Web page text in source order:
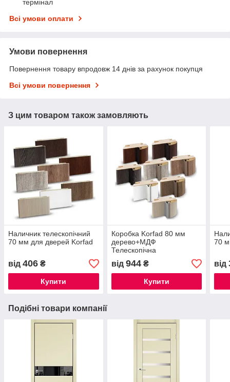
термінал
Всі умови оплати
Умови повернення
Повернення товару впродовж 14 днів за рахунок покупця
Всі умови повернення
З цим товаром також замовляють
Наличник телескопічний
70 мм для дверей Korfad
від 406 ₴
Купити
Коробка Korfad 80 мм
дерево+МДФ
Телескопічна
від 944₴
Купити
70
від
Подібні товари компанії